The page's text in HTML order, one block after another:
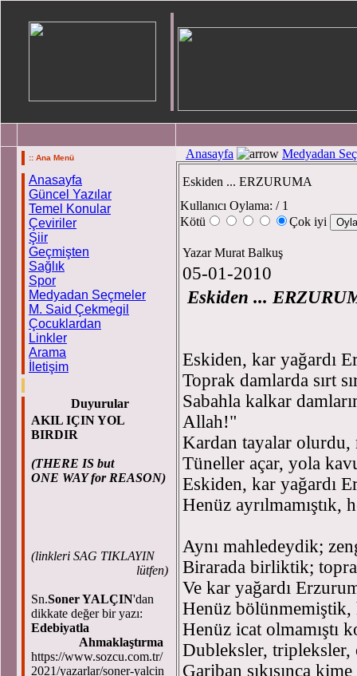
:: Ana Menü
Anasayfa
Güncel Yazılar
Temel Konular
Çeviriler
Şiir
Geçmişten
Sağlık
Spor
Medyadan Seçmeler
M. Said Çekmegil
Çocuklardan
Linkler
Arama
İletişim
Duyurular
AKIL IÇIN YOL
BIRDIR
(THERE IS but
ONE WAY for REASON)
(linkleri SAG TIKLAYIN
lütfen)
Sn.Soner YALÇIN'dan
dikkate değer bir yazı:
Edebiyatla
Ahmaklaştırma
https://www.sozcu.com.tr/
2021/yazarlar/soner-yalcin
Anasayfa Medyadan
Eskiden ... ERZURUMA
Kullanıcı Oylama: / 1
Kötü
Çok iyi
Yazar Murat Balkuş
05-01-2010
Eskiden ...
Eskiden, kar yağardı
Toprak damlarda sırt
Sabahla kalkar
Allah!"
Kardan tayalar olurdu,
Tüneller açar, yola
Eskiden, kar yağardı
Henüz ayrılmamıştık,
Aynı mahledeydik;
Birarada birliktik;
Ve kar yağardı
Henüz bölünmemiştik,
Henüz icat olmamıştı
Dubleksler, tripleksler,
Gariban sıkışınca